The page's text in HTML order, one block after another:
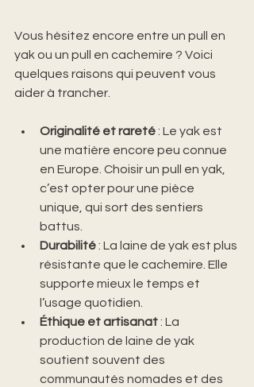
Vous hésitez encore entre un pull en
yak ou un pull en cachemire ? Voici
quelques raisons qui peuvent vous
aider à trancher.
Originalité et rareté : Le yak est
une matière encore peu connue
en Europe. Choisir un pull en yak,
c’est opter pour une pièce
unique, qui sort des sentiers
battus.
Durabilité : La laine de yak est plus
résistante que le cachemire. Elle
supporte mieux le temps et
l’usage quotidien.
Éthique et artisanat : La
production de laine de yak
soutient souvent des
communautés nomades et des